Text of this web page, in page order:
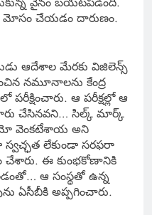
మోసం చేయడం దారుణం.
ఆదేశాల మేరకు విజిలెన్స్
నమూనాలను కేంద్ర
ఆ పరీక్షల్లో ఆ
చేసినవని… సిల్క్ మార్క్
వెంకటేశాయ అని
స్వచ్ఛత లేకుండా సరఫరా
చేశారు. ఈ కుంభకోణానికి
ఆ సంస్థతో ఉన్న
ఏసీబీకి అప్పగించారు.